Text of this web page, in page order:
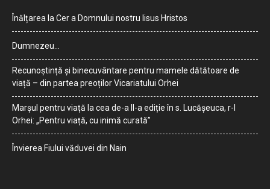
Înălțarea la Cer a Domnului nostru Iisus Hristos
Dumnezeu…
Recunoștință și binecuvântare pentru mamele dătătoare de
viață – din partea preoților Vicariatului Orhei
Marșul pentru viață la cea de-a II-a ediție în s. Lucășeuca, r-l
Orhei: „Pentru viață, cu inimă curată”
Învierea Fiului văduvei din Nain